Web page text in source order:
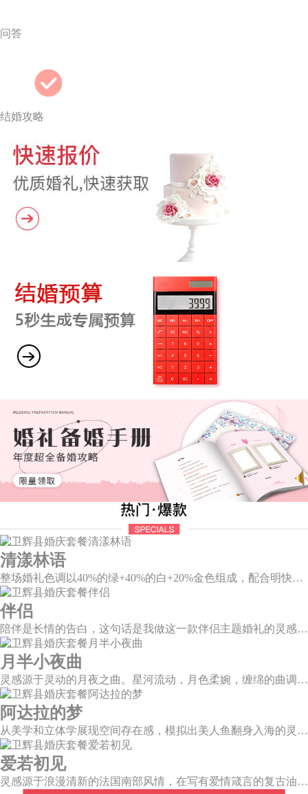
问答
结婚攻略
清漾林语
整场婚礼色调以40%的绿+40%的白+20%金色组成，配合明快的色调流露出生机盎然，既维持极简线条设计感，又巧妙把握住视觉情绪。
伴侣
陪伴是长情的告白，这句话是我做这一款伴侣主题婚礼的灵感。今年大热的珊瑚橙带来了一如陪伴的温暖和细腻，半圆为载体的发光情侣头像深情对望，一起组成完整的圆环，一如初见时的美好，又似陪伴一生的美满。
月半小夜曲
灵感源于灵动的月夜之曲。星河流动，月色柔婉，缠绵的曲调自花叶间隐隐传来，撩人心弦。
阿达拉的梦
从美学和立体学展现空间存在感，模拟出美人鱼翻身入海的灵动意韵，将视觉效果铺延至海平面，既交织出柔和梦幻质感，又如浪花般波光伏动，熠熠闪耀。
爱若初见
灵感源于浪漫清新的法国南部风情，在写有爱情箴言的复古油画卷轴前，互诉诺言，相守一生。